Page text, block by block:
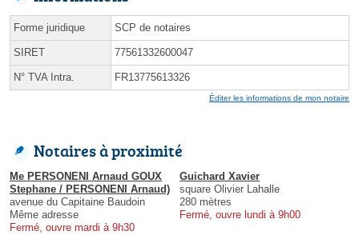
Forme juridique SCP de notaires
SIRET 77561332600047
N° TVA Intra. FR13775613326
Éditer les informations de mon notaire
Notaires à proximité
Me PERSONENI Arnaud GOUX
Stephane / PERSONENI Arnaud)
avenue du Capitaine Baudoin
Même adresse
Fermé, ouvre mardi à 9h30
Guichard Xavier
square Olivier Lahalle
280 mètres
Fermé, ouvre lundi à 9h00